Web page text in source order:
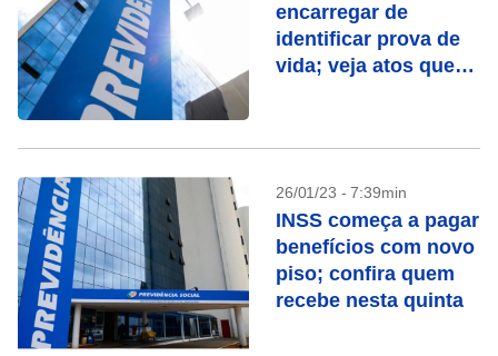
encarregar de
identificar prova de
vida; veja atos que
26/01/23 - 7:39min
INSS começa a pagar
benefícios com novo
piso; confira quem
recebe nesta quinta